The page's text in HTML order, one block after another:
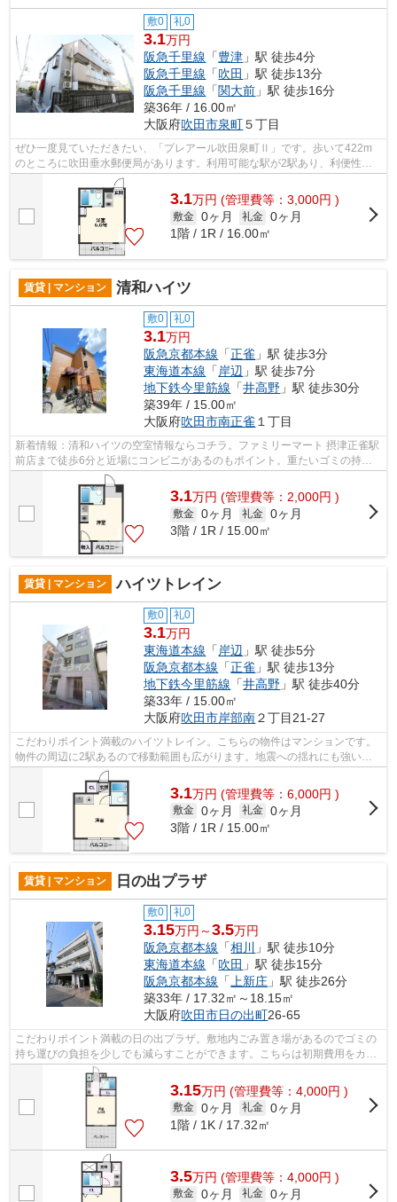
敷0 礼0
3.1万円
阪急千里線 「豊津 」駅 徒歩4分
阪急千里線 「吹田 」駅 徒歩13分
阪急千里線 「関大前 」駅 徒歩16分
築36年 / 16.00㎡
大阪府吹田市泉町５丁目
ぜひ一度見ていただきたい、「プレアール吹田泉町Ⅱ」です。歩いて422m
のところに吹田垂水郵便局があります。利用可能な駅が2駅あり、利便性の
高い物件です。構造上、広々とした住空間...
3.1万円 (管理費等：3,000円 )
敷金 0ヶ月 礼金 0ヶ月
1階 / 1R / 16.00㎡
賃貸 | マンション 清和ハイツ
敷0 礼0
3.1万円
阪急京都本線 「正雀 」駅 徒歩3分
東海道本線 「 岸辺 」駅 徒歩7分
地下鉄今里筋線 「井高野 」駅 徒歩30分
築39年 / 15.00㎡
大阪府吹田市南正雀 １丁目
新着情報：清和ハイツの空室情報ならコチラ。ファミリーマート 摂津正雀駅
前店まで徒歩6分と近場にコンビニがあるのもポイント。重たいゴミの持ち
運びがしやすく、敷地内にごみ置き場...
3.1万円 (管理費等：2,000円 )
敷金 0ヶ月 礼金 0ヶ月
3階 / 1R / 15.00㎡
賃貸 | マンション ハイツトレイン
敷0 礼0
3.1万円
東海道本線 「岸辺 」駅 徒歩5分
阪急京都本線 「正雀 」駅 徒歩13分
地下鉄今里筋線 「井高野 」駅 徒歩40分
築33年 / 15.00㎡
大阪府吹田市岸部南２丁目21-27
こだわりポイント満載のハイツトレイン。こちらの物件はマンションです。
物件の周辺に2駅あるので移動範囲も広がります。地震への揺れにも強い鉄
骨造の魅力。より詳しい情報や内見のご...
3.1万円 (管理費等：6,000円 )
敷金 0ヶ月 礼金 0ヶ月
3階 / 1R / 15.00㎡
賃貸 | マンション 日の出プラザ
敷0 礼0
3.15万円～3.5万円
阪急京都本線 「相川
」駅 徒歩10分
東海道本線 「吹田 」駅 徒歩15分
阪急京都本線 「 上新庄 」駅 徒歩26分
築33年 / 17.32㎡～18.15㎡
大阪府吹田市日の出町26-65
こだわりポイント満載の日の出プラザ。敷地内ごみ置き場があるのでゴミの
持ち運びの負担を少しでも減らすことができます。こちらは初期費用をカー
ドでお支払いいただける物件なので、...
3.15万円 (管理費等：4,000円 )
敷金 0ヶ月 礼金 0ヶ月
1階 / 1K / 17.32㎡
3.5万円 (管理費等：4,000円 )
敷金 0ヶ月 礼金 0ヶ月